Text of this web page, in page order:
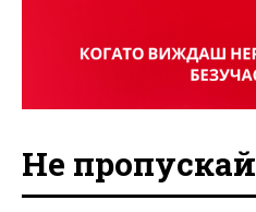
Не пропускай